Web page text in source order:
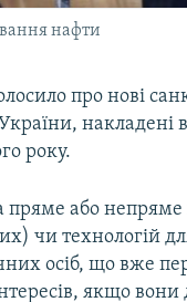
нафти
про нові
України,
року.
пряме або
чи технологій
осіб, що вже
якщо вони